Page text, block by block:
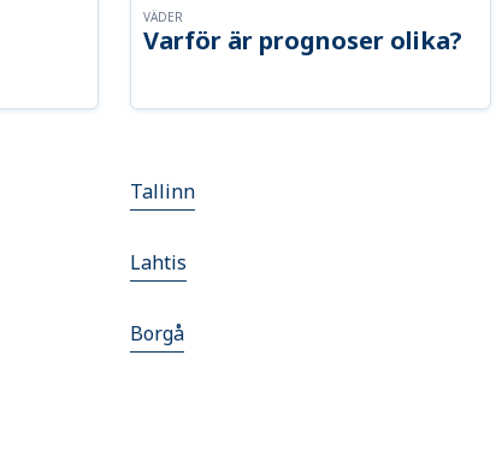
Varför är prognoser olika?
VÄDER
Tallinn
Lahtis
Borgå